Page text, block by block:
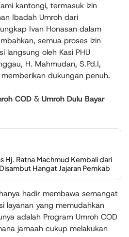
kantongi, termasuk izin
Ibadah Umroh dari
Ivan Honasan dalam
semua proses izin
langsung oleh Kasi PHU
H. Mahmudan, S.Pd.I,
dukungan penuh.
COD & Umroh Dulu Bayar
Hj. Ratna Machmud Kembali dari
Hangat Jajaran Pemkab
hadir membawa semangat
layanan yang memudahkan
adalah Program Umroh COD
jamaah cukup melakukan